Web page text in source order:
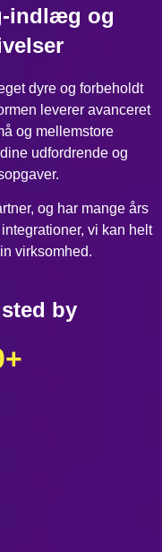
indlæg og
dyre og forbeholdt
leverer avanceret
og mellemstore
udfordrende og
og har mange års
vi kan helt
virksomhed.
by
+